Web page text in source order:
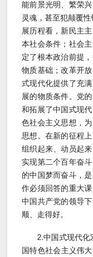
能前景光明、繁荣
灵魂，甚至犯颠覆
展历程看，新民主
本社会条件；社会
定了根本政治前提
物质基础；改革开
式现代化提供了充
展的物质条件。党
和拓展了中国式现
色社会主义思想，
思想。在新的征程
组织起来、动员起
实现第二个百年奋
的中国梦而奋斗，
作必须回答的重大
中国共产党的领导
顺、走得好。
2.中国式现代化
国特色社会主义伟